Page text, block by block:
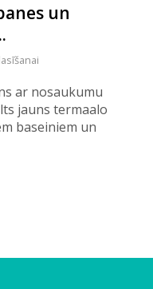
un
ar nosaukumu
jauns termaalo
baseiniem un